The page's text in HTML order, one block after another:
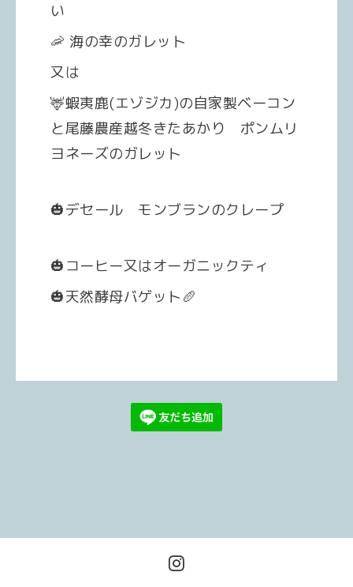
い
🦐 海の幸のガレット
又は
🦌蝦夷鹿(エゾジカ)の自家製ベーコン
と尾藤農産越冬きたあかり ポンムリ
ヨネーズのガレット
🎃デセール モンブランのクレープ
🎃コーヒー又はオーガニックティ
🎃天然酵母バゲット🥖